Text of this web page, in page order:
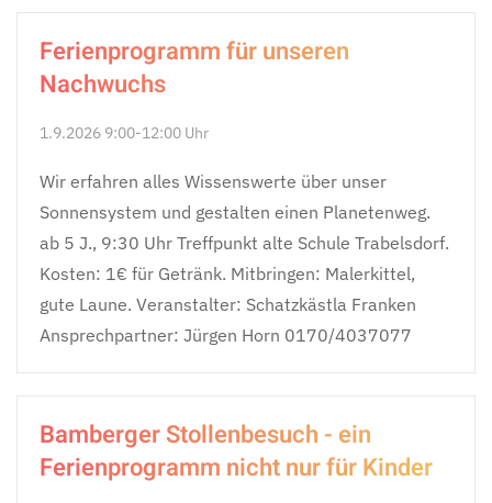
Ferienprogramm für unseren
Nachwuchs
1.9.2026 9:00-12:00 Uhr
Wir erfahren alles Wissenswerte über unser
Sonnensystem und gestalten einen Planetenweg.
ab 5 J., 9:30 Uhr Treffpunkt alte Schule Trabelsdorf.
Kosten: 1€ für Getränk. Mitbringen: Malerkittel,
gute Laune. Veranstalter: Schatzkästla Franken
Ansprechpartner: Jürgen Horn 0170/4037077
Bamberger Stollenbesuch - ein
Ferienprogramm nicht nur für Kinder